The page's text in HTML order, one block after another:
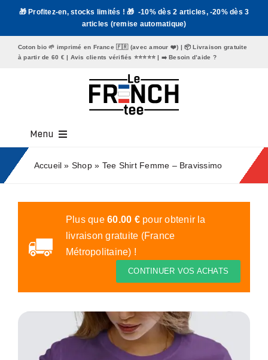
Passer🎁 Profitez-en, stocks limités ! 🎁 -10% dès 2 articles, -20% dès 3
articles (remise automatique)
Coton bio 🌱 imprimé en France 🇫🇷 (avec amour ❤️) | 📦 Livraison gratuite
à partir de 60 € | Avis clients vérifiés ⭐️⭐️⭐️⭐️⭐️ | ➡️Besoin d’aide ?
Menu
Tee Shirt Homme
Tote Bags
Mon compte
Accueil » Shop» Tee Shirt Femme – Bravissimo
Plus que60.00 €pour obtenir la
livraison gratuite (France
Métropolitaine) !
CONTINUER VOS ACHATS